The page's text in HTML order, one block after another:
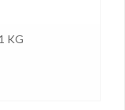
KG